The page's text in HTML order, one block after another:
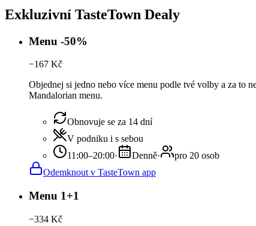
Exkluzivní TasteTown Dealy
Menu -50%
−167 Kč
Objednej si jedno nebo více menu podle tvé volby a za to
Mandalorian menu.
Obnovuje se za 14 dní
V podniku i s sebou
11:00–20:00· Denně·
pro 20 osob
Odemknout v TasteTown app
Menu 1+1
−334 Kč